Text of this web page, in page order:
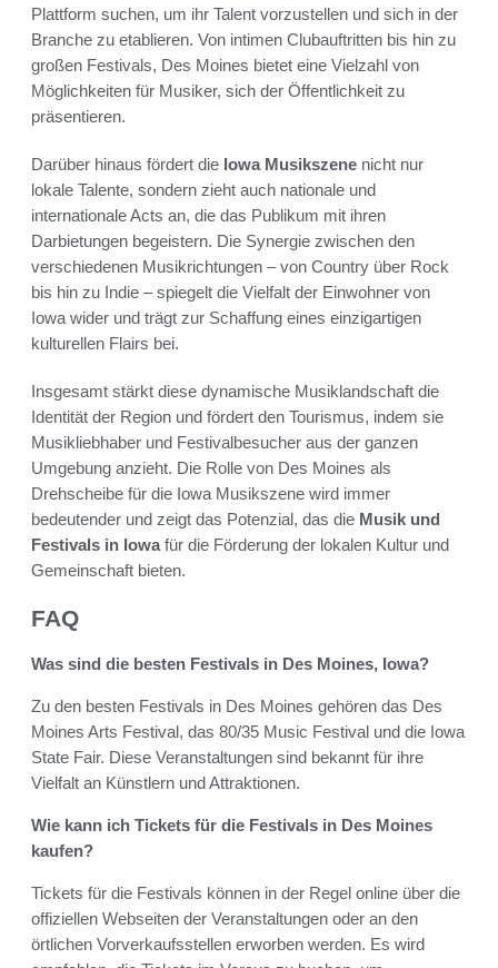
Plattform suchen, um ihr Talent vorzustellen und sich in der
Branche zu etablieren. Von intimen Clubauftritten bis hin zu
großen Festivals, Des Moines bietet eine Vielzahl von
Möglichkeiten für Musiker, sich der Öffentlichkeit zu
präsentieren.
Darüber hinaus fördert die Iowa Musikszene nicht nur
lokale Talente, sondern zieht auch nationale und
internationale Acts an, die das Publikum mit ihren
Darbietungen begeistern. Die Synergie zwischen den
verschiedenen Musikrichtungen – von Country über Rock
bis hin zu Indie – spiegelt die Vielfalt der Einwohner von
Iowa wider und trägt zur Schaffung eines einzigartigen
kulturellen Flairs bei.
Insgesamt stärkt diese dynamische Musiklandschaft die
Identität der Region und fördert den Tourismus, indem sie
Musikliebhaber und Festivalbesucher aus der ganzen
Umgebung anzieht. Die Rolle von Des Moines als
Drehscheibe für die Iowa Musikszene wird immer
bedeutender und zeigt das Potenzial, das die Musik und
Festivals in Iowafür die Förderung der lokalen Kultur und
Gemeinschaft bieten.
FAQ
Was sind die besten Festivals in Des Moines, Iowa?
Zu den besten Festivals in Des Moines gehören das Des
Moines Arts Festival, das 80/35 Music Festival und die Iowa
State Fair. Diese Veranstaltungen sind bekannt für ihre
Vielfalt an Künstlern und Attraktionen.
Wie kann ich Tickets für die Festivals in Des Moines
kaufen?
Tickets für die Festivals können in der Regel online über die
offiziellen Webseiten der Veranstaltungen oder an den
örtlichen Vorverkaufsstellen erworben werden. Es wird